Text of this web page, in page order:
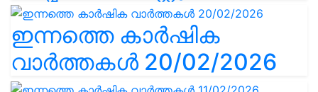
ഇന്നത്തെ കാർഷിക
വാർത്തകൾ 20/02/2026